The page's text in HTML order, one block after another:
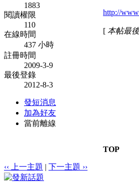
1883
閱讀權限
110
在線時間
437 小時
註冊時間
2009-3-9
最後登錄
2012-8-3
發短消息
加為好友
當前離線
http://
[ 本帖最
TOP
‹‹ 上一主題 | 下一主題 ››